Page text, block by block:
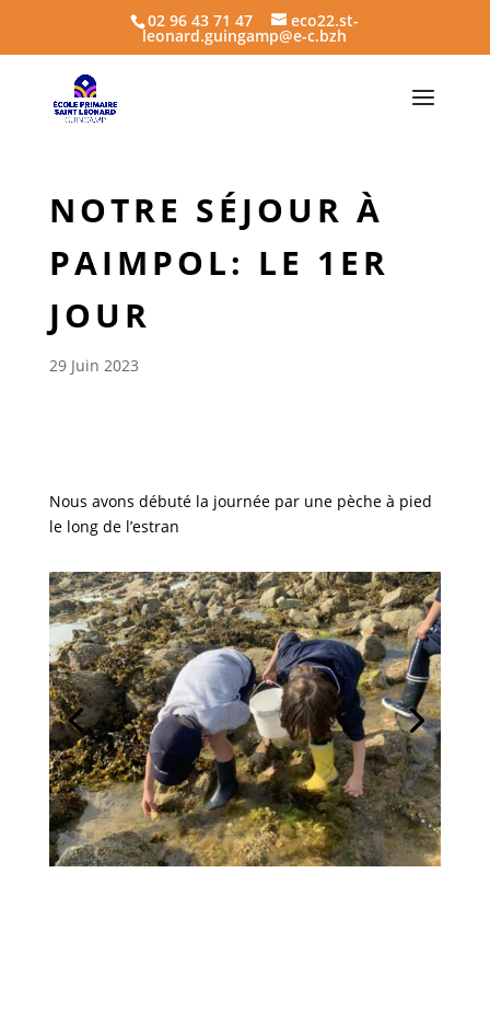
02 96 43 71 47 eco22.st-
leonard.guingamp@e-c.bzh
NOTRE SÉJOUR À
PAIMPOL: LE 1ER
JOUR
29 Juin 2023
Nous avons débuté la journée par une pèche à pied
le long de l’estran